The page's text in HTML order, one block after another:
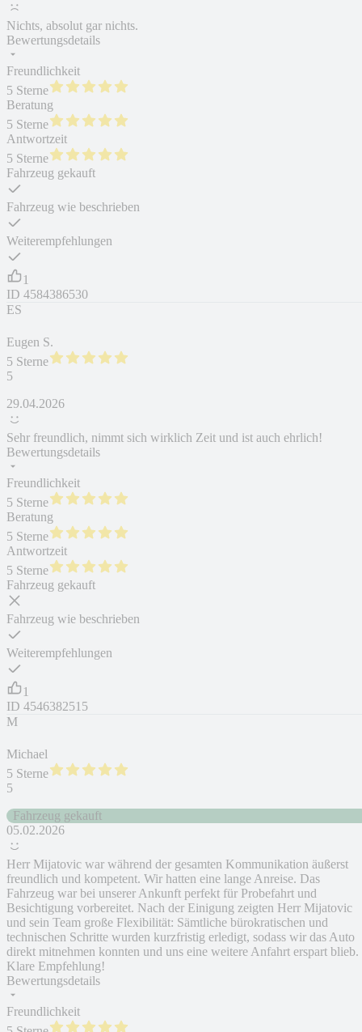
Nichts, absolut gar nichts.
Bewertungsdetails
Freundlichkeit
5 Sterne
Beratung
5 Sterne
Antwortzeit
5 Sterne
Fahrzeug gekauft
Fahrzeug wie beschrieben
Weiterempfehlungen
1
ID 4584386530
ES
Eugen S.
5 Sterne
5
29.04.2026
Sehr freundlich, nimmt sich wirklich Zeit und ist auch ehrlich!
Bewertungsdetails
Freundlichkeit
5 Sterne
Beratung
5 Sterne
Antwortzeit
5 Sterne
Fahrzeug gekauft
Fahrzeug wie beschrieben
Weiterempfehlungen
1
ID 4546382515
M
Michael
5 Sterne
5
Fahrzeug gekauft
05.02.2026
Herr Mijatovic war während der gesamten Kommunikation äußerst
freundlich und kompetent. Wir hatten eine lange Anreise. Das
Fahrzeug war bei unserer Ankunft perfekt für Probefahrt und
Besichtigung vorbereitet. Nach der Einigung zeigten Herr Mijatovic
und sein Team große Flexibilität: Sämtliche bürokratischen und
technischen Schritte wurden kurzfristig erledigt, sodass wir das Auto
direkt mitnehmen konnten und uns eine weitere Anfahrt erspart blieb.
Klare Empfehlung!
Bewertungsdetails
Freundlichkeit